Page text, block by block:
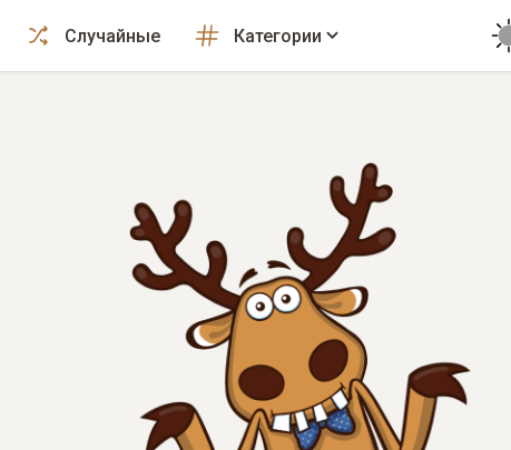
Случайные Категории